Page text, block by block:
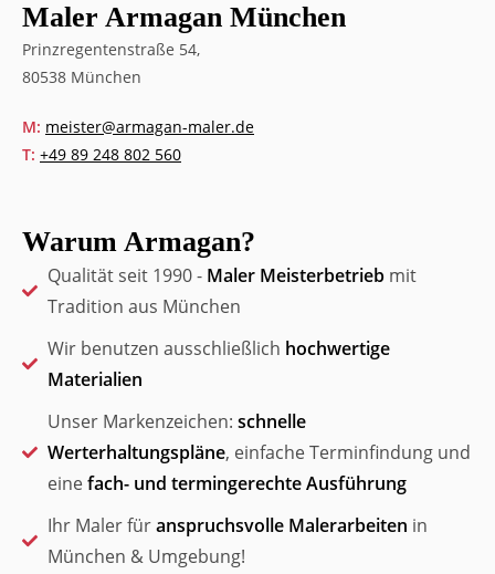
Maler Armagan München
Prinzregentenstraße 54,
80538 München
M: meister@armagan-maler.de
T: +49 89 248 802 560
Warum Armagan?
Qualität seit 1990 - Maler Meisterbetriebmit
Tradition aus München
Wir benutzen ausschließlich hochwertige
Materialien
Unser Markenzeichen: schnelle
Werterhaltungspläne, einfache Terminfindung und
einefach- und termingerechte Ausführung
Ihr Maler füranspruchsvolle Malerarbeiten in
München & Umgebung!